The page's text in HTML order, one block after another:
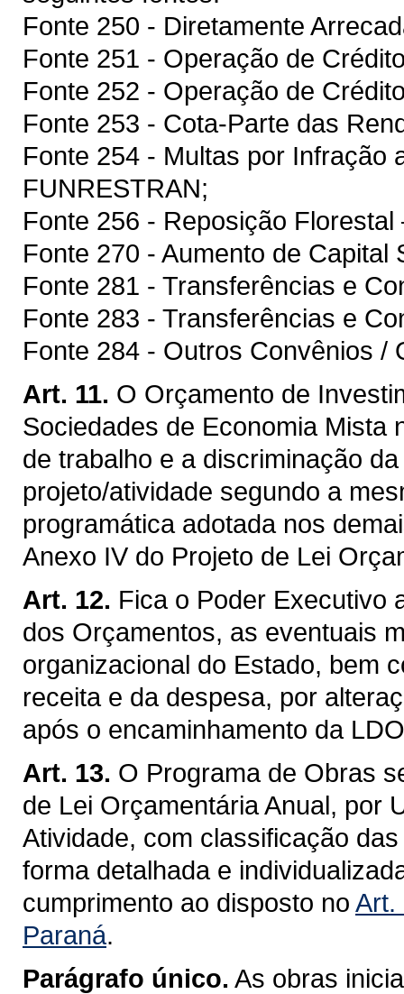
Fonte 250 - Diretamente
Fonte 251 - Operação de
Fonte 252 - Operação de
Fonte 253 - Cota-Parte das
Fonte 254 - Multas por Infração
FUNRESTRAN;
Fonte 256 - Reposição Florestal
Fonte 270 - Aumento de Capital
Fonte 281 - Transferências e
Fonte 283 - Transferências e
Fonte 284 - Outros Convênios /
Art. 11. O Orçamento de
Sociedades de Economia Mista
de trabalho e a discriminação
projeto/atividade segundo a
programática adotada nos
Anexo IV do Projeto de Lei
Art. 12. Fica o Poder Executivo
dos Orçamentos, as eventuais
organizacional do Estado, bem
receita e da despesa, por
após o encaminhamento da
Art. 13. O Programa de Obras
de Lei Orçamentária Anual, por
Atividade, com classificação
forma detalhada e
cumprimento ao disposto no Art.
Paraná.
Parágrafo único. As obras